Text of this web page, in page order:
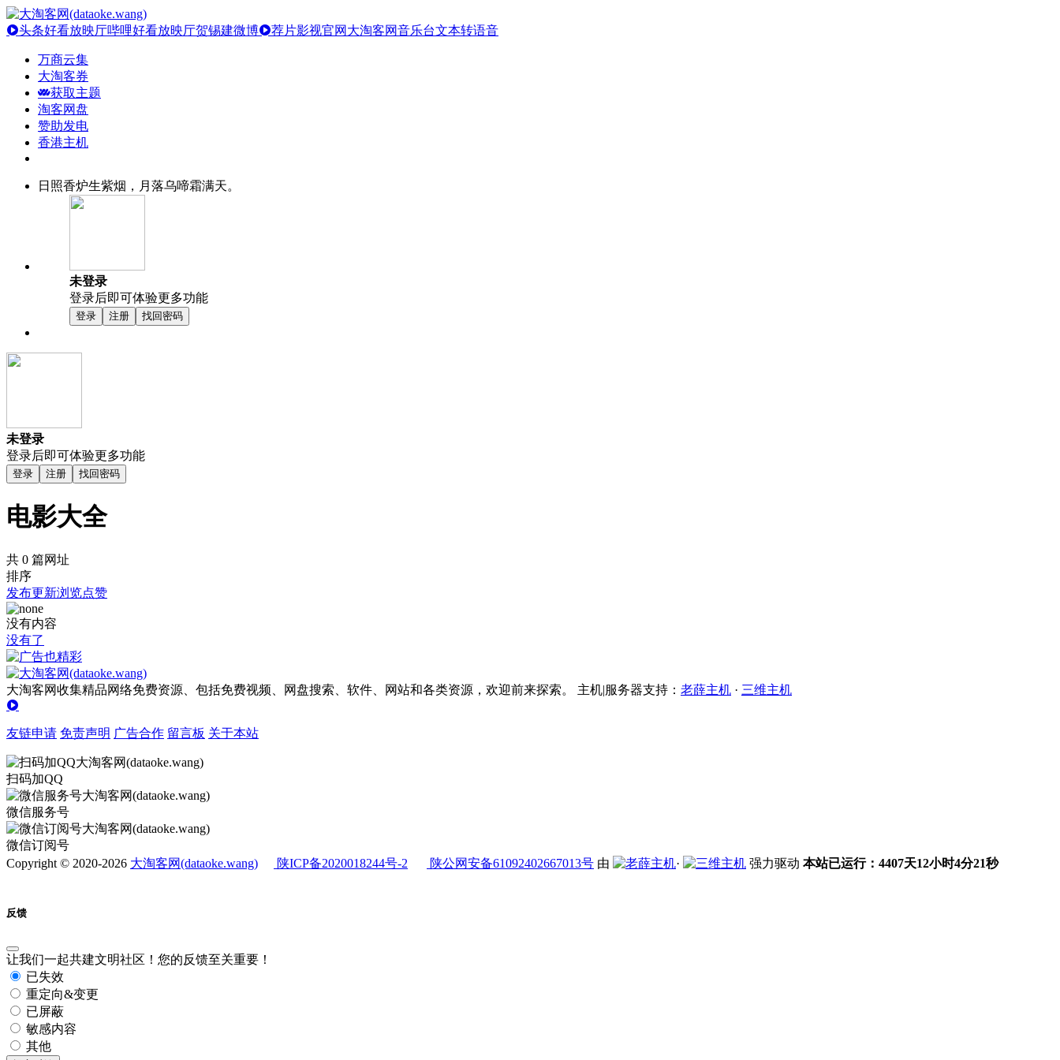
头条好看放映厅哔哩好看放映厅贺锡建微博 荐片影视官网 大淘客网音乐台文本转语音
万商云集
大淘客券
获取主题
淘客网盘
赞助发电
香港主机
日照香炉生紫烟，月落乌啼霜满天。
未登录
登录后即可体验更多功能
登录 注册 找回密码
未登录
登录后即可体验更多功能
登录 注册 找回密码
电影大全
共 0 篇网址
排序
发布更新浏览点赞
没有内容
没有了
大淘客网收集精品网络免费资源、包括免费视频、网盘搜索、软件、网站和各类资源，欢迎前来探索。 主机|服务器支持： 老薛主机 · 三维主机
友链申请 免责声明 广告合作 留言板 关于本站
扫码加QQ
微信服务号
微信订阅号
Copyright © 2020-2026 大淘客网(dataoke.wang) 陕ICP备2020018244号-2 陕公网安备61092402667013号 由 · 强力驱动 本站已运行：4407天12小时4分21秒
反馈
让我们一起共建文明社区！您的反馈至关重要！
已失效
重定向&变更
已屏蔽
敏感内容
其他